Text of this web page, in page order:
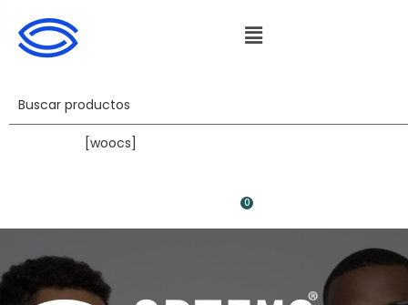
[woocs]
0